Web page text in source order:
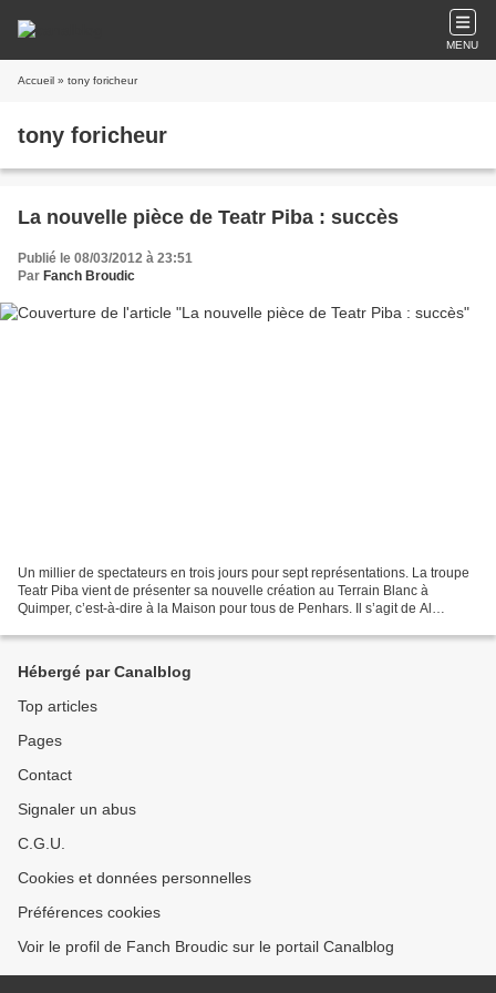
MENU
Accueil » tony foricheur
tony foricheur
La nouvelle pièce de Teatr Piba : succès
Publié le 08/03/2012 à 23:51
Par Fanch Broudic
Un millier de spectateurs en trois jours pour sept représentations. La troupe
Teatr Piba vient de présenter sa nouvelle création au Terrain Blanc à
Quimper, c’est-à-dire à la Maison pour tous de Penhars. Il s’agit de Al
Hébergé par Canalblog
Top articles
Pages
Contact
Signaler un abus
C.G.U.
Cookies et données personnelles
Préférences cookies
Voir le profil de Fanch Broudic sur le portail Canalblog